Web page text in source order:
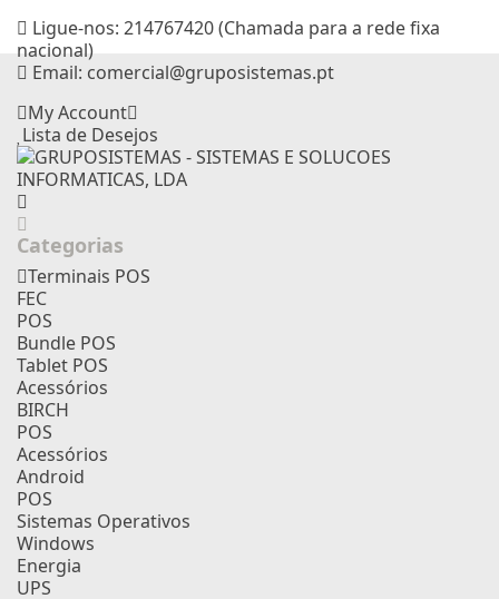
Ligue-nos: 214767420 (Chamada para a rede fixa
nacional)
Email: comercial@gruposistemas.pt
My Account
Lista de Desejos
Categorias
Terminais POS
FEC
POS
Bundle POS
Tablet POS
Acessórios
BIRCH
POS
Acessórios
Android
POS
Sistemas Operativos
Windows
Energia
UPS